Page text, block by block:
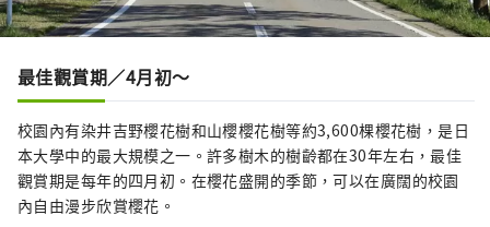
最佳觀賞期／4月初〜
校園內有染井吉野櫻花樹和山櫻櫻花樹等約3,600棵櫻花樹，是日
本大學中的最大規模之一。許多樹木的樹齡都在30年左右，最佳
觀賞期是每年的四月初。在櫻花盛開的季節，可以在廣闊的校園
內自由漫步欣賞櫻花。